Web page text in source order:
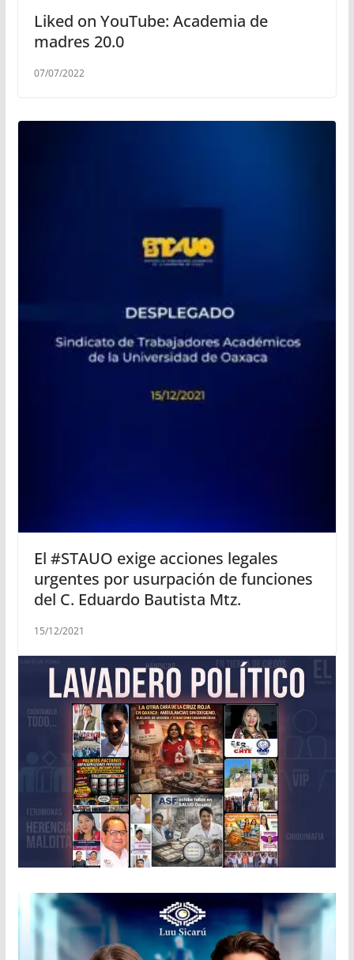
Liked on YouTube: Academia de
madres 20.0
07/07/2022
El #STAUO exige acciones legales
urgentes por usurpación de funciones
del C. Eduardo Bautista Mtz.
15/12/2021